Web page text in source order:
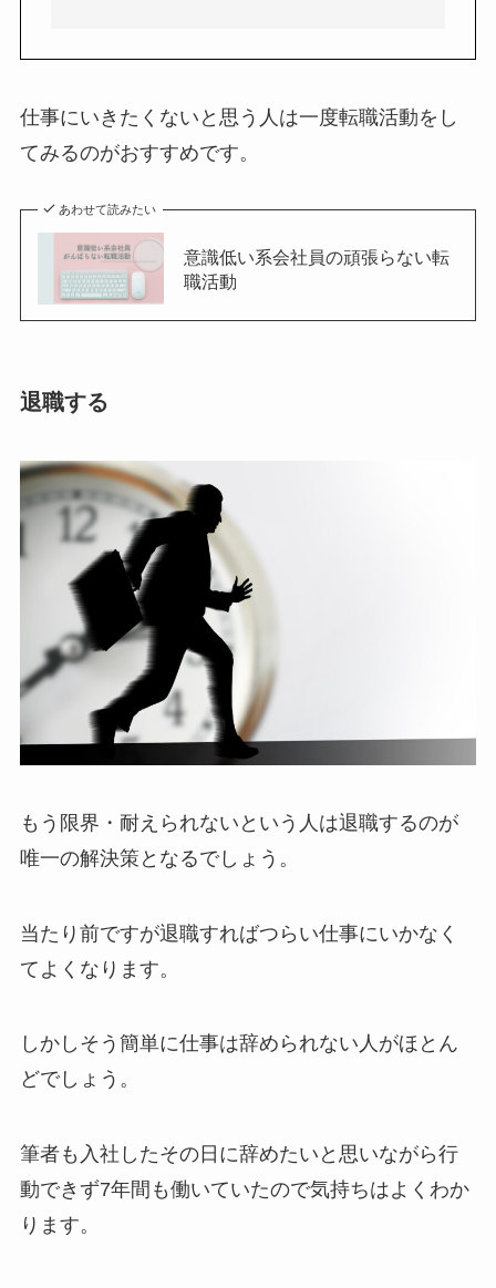
仕事にいきたくないと思う人は一度転職活動をし
てみるのがおすすめです。
あわせて読みたい
意識低い系会社員の頑張らない転
職活動
退職する
もう限界・耐えられないという人は退職するのが
唯一の解決策となるでしょう。
当たり前ですが退職すればつらい仕事にいかなく
てよくなります。
しかしそう簡単に仕事は辞められない人がほとん
どでしょう。
筆者も入社したその日に辞めたいと思いながら行
動できず7年間も働いていたので気持ちはよくわか
ります。